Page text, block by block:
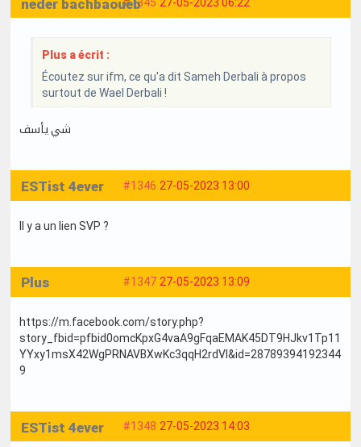
#1345 27-05-2023 06:22
neder bachbaoueb
Plus a écrit :
Écoutez sur ifm, ce qu'a dit Sameh Derbali à propos
surtout de Wael Derbali !
شي يأسف
#1346 27-05-2023 13:00
ESTist 4ever
Il y a un lien SVP ?
#1347 27-05-2023 13:09
Plus
https://m.facebook.com/story.php?
story_fbid=pfbid0omcKpxG4vaA9gFqaEMAK45DT9HJkv1Tp11
YYxy1msX42WgPRNAVBXwKc3qqH2rdVl&id=28789394192344
9
#1348 27-05-2023 14:03
ESTist 4ever